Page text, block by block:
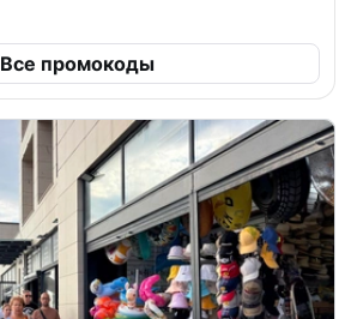
Все промокоды